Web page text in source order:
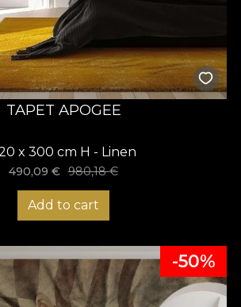
TAPET APOGEE
x 300 cm H - Linen
490,09€ 980,18€
Add to cart
-50%